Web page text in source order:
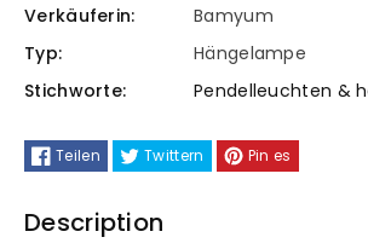
Ace-
Lanterne
Hängelampe
Esstich
Ace-
Lanterne
Hängelampe
Esstich
Verkäuferin:
Bamyum
Typ:
Hängelampe
Stichworte:
Pendelleuchten &
Teilen Twittern Pin es
Description